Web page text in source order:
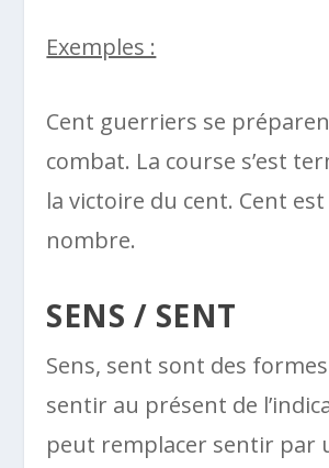
Exemples :
Cent guerriers se
combat. La course s’est
la victoire du cent. Cent
nombre.
SENS / SENT
Sens, sent sont des
sentir au présent de
peut remplacer sentir par